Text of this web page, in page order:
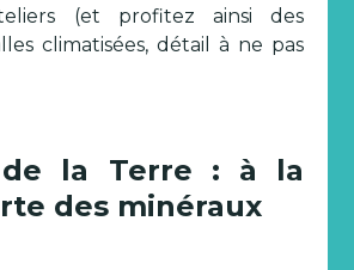
(et profitez ainsi des
climatisées, détail à ne pas
de la Terre : à la
des minéraux